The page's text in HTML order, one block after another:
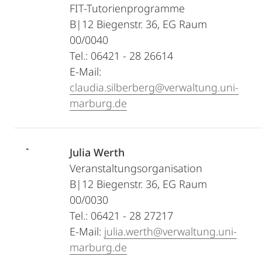
FIT-Tutorienprogramme
B|12 Biegenstr. 36, EG Raum
00/0040
Tel.: 06421 - 28 26614
E-Mail:
claudia.silberberg@verwaltung.uni-
marburg.de
Julia Werth
Veranstaltungsorganisation
B|12 Biegenstr. 36, EG Raum
00/0030
Tel.: 06421 - 28 27217
E-Mail: julia.werth@verwaltung.uni-
marburg.de